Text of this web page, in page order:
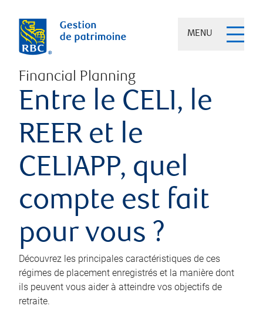
MENU
Financial Planning
Entre le CELI, le
REER et le
CELIAPP, quel
compte est fait
pour vous ?
Découvrez les principales caractéristiques de ces
régimes de placement enregistrés et la manière dont
ils peuvent vous aider à atteindre vos objectifs de
retraite.